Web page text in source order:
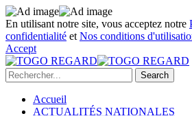
En utilisant notre site, vous acceptez notre
confidentialité et Nos conditions
Accept
Accueil
ACTUALITÉS NATIONALES